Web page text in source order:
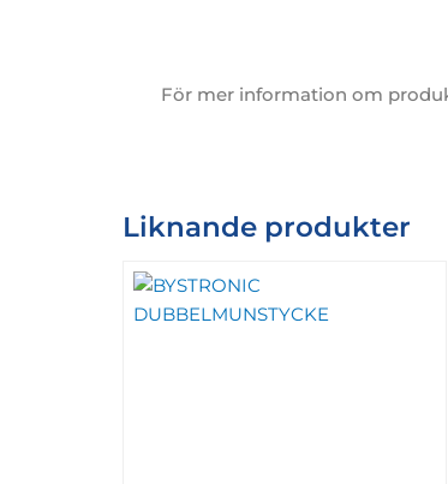
För mer information om
Liknande produkter